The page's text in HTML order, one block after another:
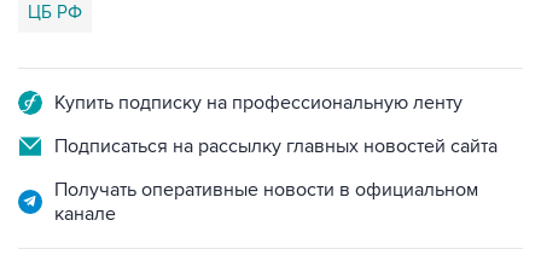
ЦБ РФ
Купить подписку на профессиональную ленту
Подписаться на рассылку главных новостей сайта
Получать оперативные новости в официальном
канале